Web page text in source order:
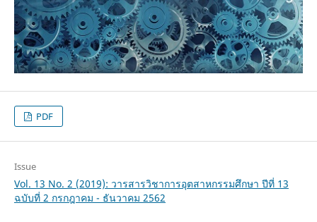
PDF
Issue
Vol. 13 No. 2 (2019): วารสารวิชาการอุตสาหกรรมศึกษา ปีที่ 13
ฉบับที่ 2 กรกฎาคม - ธันวาคม 2562